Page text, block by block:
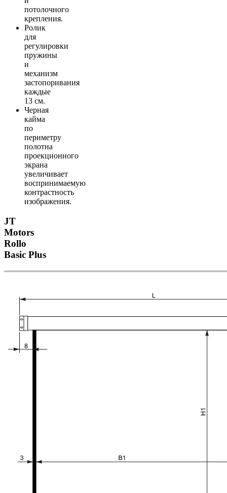
потолочного
крепления.
Ролик
для
регулировки
пружины
и
механизм
застопоривания
каждые
13 см.
Черная
кайма
по
периметру
полотна
проекционного
экрана
увеличивает
воспринимаемую
контрастность
изображения.
JT
Motors
Rollo
Basic Plus